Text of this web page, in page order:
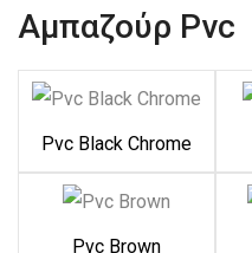
Αμπαζούρ Pvc
Pvc Black Chrome
Pvc Brown